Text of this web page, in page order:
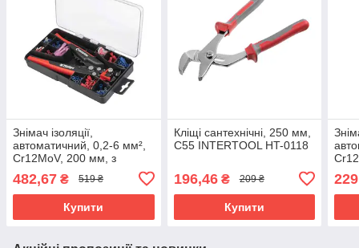
Знімач ізоляції,
автоматичний, 0,2-6 мм²,
Cr12MoV, 200 мм, з
набором обтискних клем,
STORM INTERTOOL HT-
7024
482,67 ₴ 519 ₴
Купити
Кліщі сантехнічні, 250 мм,
С55 INTERTOOL HT-0118
196,46₴ 209 ₴
Купити